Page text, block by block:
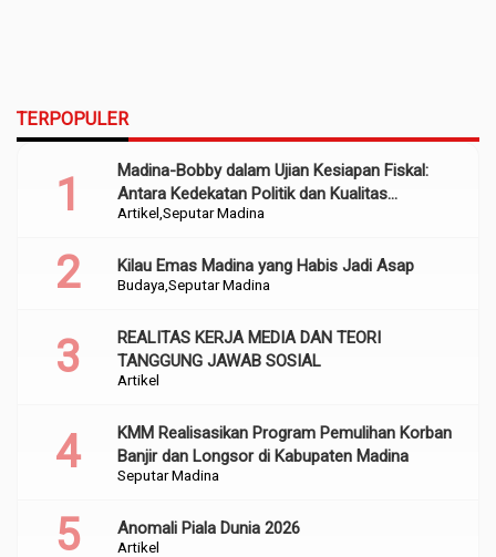
TERPOPULER
Artikel Seputar Madina
Madina-Bobby dalam Ujian Kesiapan Fiskal:
Antara Kedekatan Politik dan Kualitas
Perencanaan
Budaya Seputar Madina
Kilau Emas Madina yang Habis Jadi Asap
Artikel
REALITAS KERJA MEDIA DAN TEORI
TANGGUNG JAWAB SOSIAL
Seputar Madina
KMM Realisasikan Program Pemulihan Korban
Banjir dan Longsor di Kabupaten Madina
Artikel
Anomali Piala Dunia 2026